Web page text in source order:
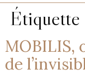
Étiquette
MOBILIS,
de